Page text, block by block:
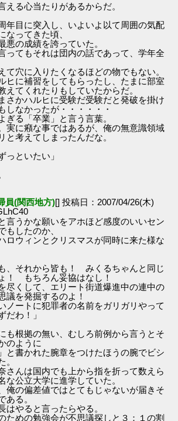
える心当たりがあるからだ。
年目に突入し、いよいよ以て周囲の気配
なってきた頃、
悪の成績を誇っていた。
ってもそれは団内の話であって、学年全
て穴に入りたくなるほどの物でもない。
ヒに補習をしてもらったし、たまに部室
えてくれたりもしていたからだ。
さかハルヒに受験だ受験だと発破を掛け
しなかったが・・・・・・
ぎる「卒業」と言う言葉。
実に癪な事ではあるが、俺の無意識領域
と考えてしまったんだな。
といたい」
員(関西地方)[] 投稿日：2007/04/26(木)
言うかな願いをアホほど感度のいいセン
もしたのか、
ロウィンとクリスマスが同時に来た様な
、それから皆も！ みくるちゃんと同じ
！ もちろん妥協はなし！
尽くして、エリート街道爆進中の連中の
議を発掘するのよ！
ノートに犯罪者の名前をガリガリやって
だわ！」
も根拠の無い、むしろ前例から言うとそ
のように
と書かれた腕章をつけたほうの腕でビシ
。
さんは国内でも上から指を折って数えら
な公立大学に進学していた。
俺の偏差値ではとてもじゃないが届きそ
ある。
やると言ったらやる。
ための勉強会が不思議探しと３：１の割